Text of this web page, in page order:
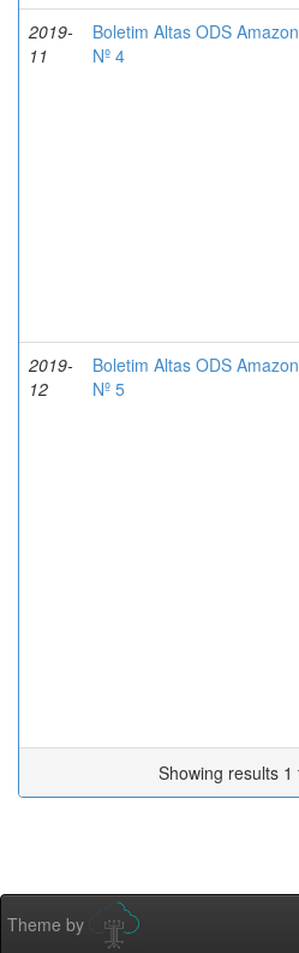
2019-
11
Boletim Altas ODS
Nº 4
2019-
12
Boletim Altas ODS
Nº 5
Showing results 1
Theme by